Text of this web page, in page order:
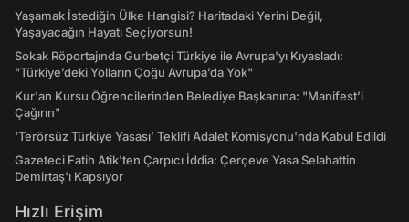
Yaşamak İstediğin Ülke Hangisi? Haritadaki Yerini Değil,
Yaşayacağın Hayatı Seçiyorsun!
Sokak Röportajında Gurbetçi Türkiye ile Avrupa'yı Kıyasladı:
"Türkiye’deki Yolların Çoğu Avrupa’da Yok"
Kur'an Kursu Öğrencilerinden Belediye Başkanına: "Manifest’i
Çağırın"
‘Terörsüz Türkiye Yasası’ Teklifi Adalet Komisyonu'nda Kabul Edildi
Gazeteci Fatih Atik'ten Çarpıcı İddia: Çerçeve Yasa Selahattin
Demirtaş'ı Kapsıyor
Hızlı Erişim